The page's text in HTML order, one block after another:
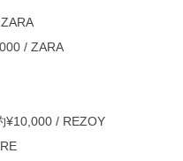
/ ZARA
¥10,000 / REZOY